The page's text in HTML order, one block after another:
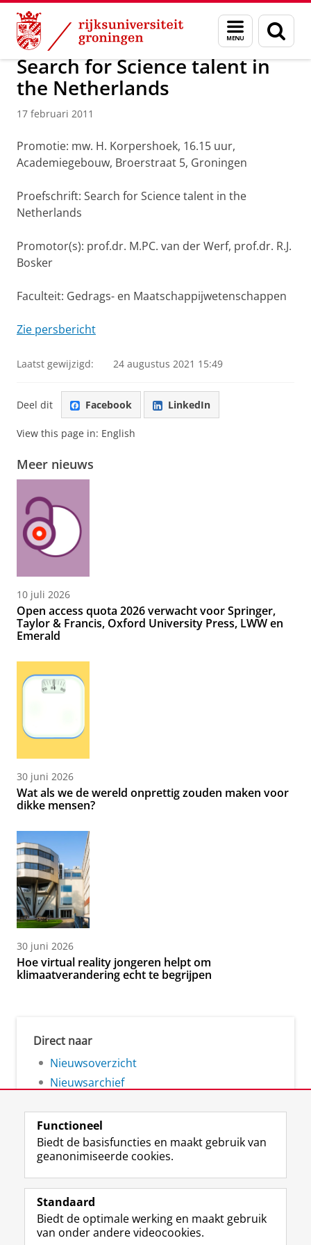
Skip
Content
Skip
Navigation
Menu
en
zoeken
Over ons Actueel Nieuws Nieuwsberichten
Search for Science talent in
the Netherlands
17 februari 2011
Promotie: mw. H. Korpershoek, 16.15 uur,
Academiegebouw, Broerstraat 5, Groningen
Proefschrift: Search for Science talent in the
Netherlands
Promotor(s): prof.dr. M.PC. van der Werf, prof.dr. R.J.
Bosker
Faculteit: Gedrags- en Maatschappijwetenschappen
Zie persbericht
Laatst gewijzigd: 24 augustus 2021 15:49
Deel dit Facebook LinkedIn
View this page in: English
Meer nieuws
10 juli 2026
Open access quota 2026 verwacht voor Springer,
Taylor & Francis, Oxford University Press, LWW en
Emerald
30 juni 2026
Wat als we de wereld onprettig zouden maken voor
dikke mensen?
30 juni 2026
Hoe virtual reality jongeren helpt om
klimaatverandering echt te begrijpen
Direct naar
Nieuwsoverzicht
Nieuwsarchief
Volg de RUG
F
a
e
b
L
i
k
e
R
S
-
f
I
n
t
Y
o
T
Studiekiezers
Functioneel
Biedt de basisfuncties en maakt gebruik van
geanonimiseerde cookies.
Standaard
Biedt de optimale werking en maakt gebruik
van onder andere videocookies.